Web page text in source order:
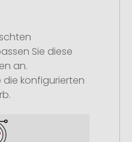
Sie diese
an.
die konfigurierten